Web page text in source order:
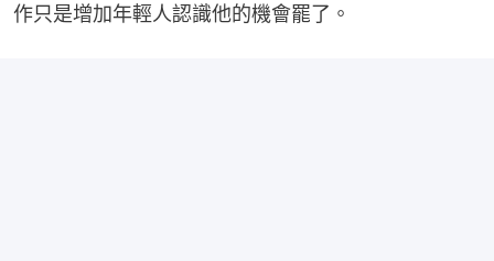
作只是增加年輕人認識他的機會罷了。